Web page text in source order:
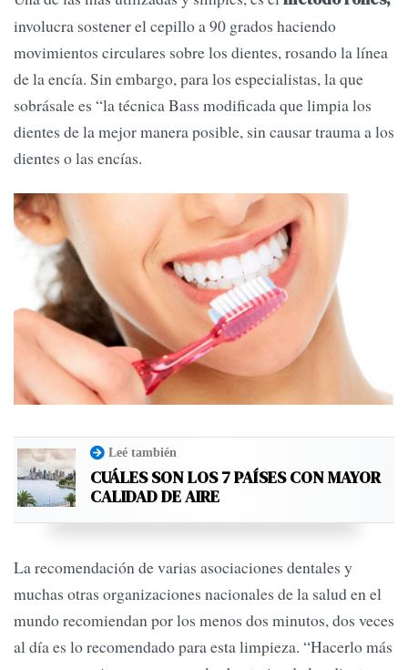
involucra sostener el cepillo a 90 grados haciendo
movimientos circulares sobre los dientes, rosando la línea
de la encía. Sin embargo, para los especialistas, la que
sobrásale es “la técnica Bass modificada que limpia los
dientes de la mejor manera posible, sin causar trauma a los
dientes o las encías.
Leé también
CUÁLES SON LOS 7 PAÍSES CON MAYOR
CALIDAD DE AIRE
La recomendación de varias asociaciones dentales y
muchas otras organizaciones nacionales de la salud en el
mundo recomiendan por los menos dos minutos, dos veces
al día es lo recomendado para esta limpieza. “Hacerlo más